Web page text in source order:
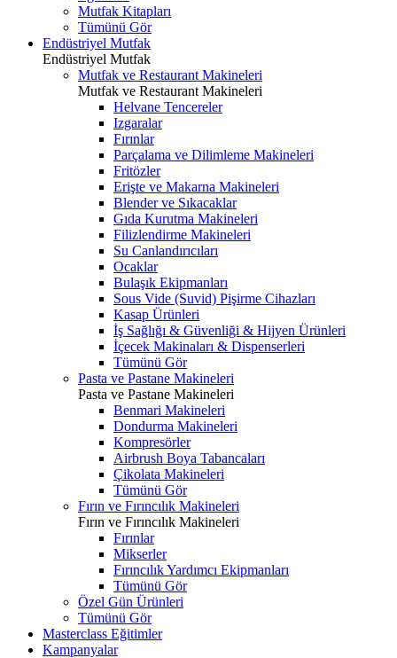
Mutfak Kitapları
Tümünü Gör
Endüstriyel Mutfak
Endüstriyel Mutfak
Mutfak ve Restaurant Makineleri
Mutfak ve Restaurant Makineleri
Helvane Tencereler
Izgaralar
Fırınlar
Parçalama ve Dilimleme Makineleri
Fritözler
Erişte ve Makarna Makineleri
Blender ve Sıkacaklar
Gıda Kurutma Makineleri
Filizlendirme Makineleri
Su Canlandırıcıları
Ocaklar
Bulaşık Ekipmanları
Sous Vide (Suvid) Pişirme Cihazları
Kasap Ürünleri
İş Sağlığı & Güvenliği & Hijyen Ürünleri
İçecek Makinaları & Dispenserleri
Tümünü Gör
Pasta ve Pastane Makineleri
Pasta ve Pastane Makineleri
Benmari Makineleri
Dondurma Makineleri
Kompresörler
Airbrush Boya Tabancaları
Çikolata Makineleri
Tümünü Gör
Fırın ve Fırıncılık Makineleri
Fırın ve Fırıncılık Makineleri
Fırınlar
Mikserler
Fırıncılık Yardımcı Ekipmanları
Tümünü Gör
Özel Gün Ürünleri
Tümünü Gör
Masterclass Eğitimler
Kampanyalar